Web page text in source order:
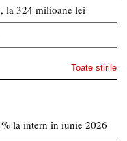
la 324 milioane lei
Toate stirile
la intern în iunie 2026